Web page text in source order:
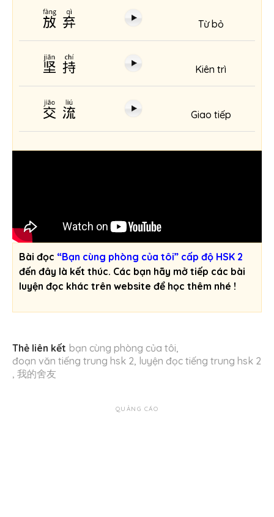
放弃 Từ bỏ
坚持 Kiên trì
交流 Giao tiếp
Bài đọc “Bạn cùng phòng của tôi” cấp độ HSK 2
đến đây là kết thúc. Các bạn hãy mở tiếp các bài
luyện đọc khác trên website để học thêm nhé !
Thẻ liên kết bạn cùng phòng của tôi
đoạn văn tiếng trung hsk 2 luyện đọc tiếng trung hsk 2
我的舍友
QUẢNG CÁO